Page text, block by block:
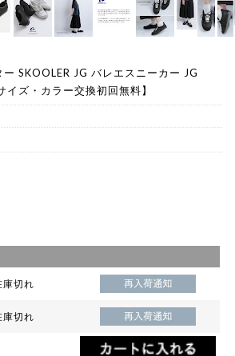
SKOOLER JG バレエスニーカー JG
ズ・カラー交換初回無料】
庫切れ
庫切れ